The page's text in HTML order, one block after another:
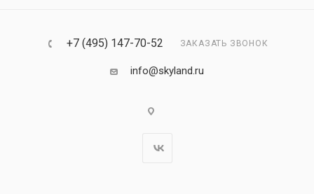
+7 (495) 147-70-52 ЗАКАЗАТЬ ЗВОНОК
info@skyland.ru